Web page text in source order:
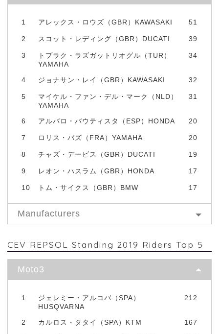
1 アレックス・ロウズ（GBR）KAWASAKI 51
2 スコット・レディング（GBR）DUCATI 39
3
トプラク・ラズガットリオグル（TUR）
YAMAHA
34
4 ジョナサン・レイ（GBR）KAWASAKI 32
5
マイケル・ファン・デル・マーク（NLD）
YAMAHA
31
6 アルバロ・バウティスタ（ESP）HONDA 20
7 ロリス・バズ（FRA）YAMAHA 20
8 チャズ・デービス（GBR）DUCATI 19
9 レオン・ハスラム（GBR）HONDA 17
10 トム・サイクス（GBR）BMW 17
Manufacturers
CEV REPSOL Standing 2019 Riders Top 5
Moto3
1
ジェレミー・アルコバ（SPA）
HUSQVARNA
212
2 カルロス・タタイ（SPA）KTM 167